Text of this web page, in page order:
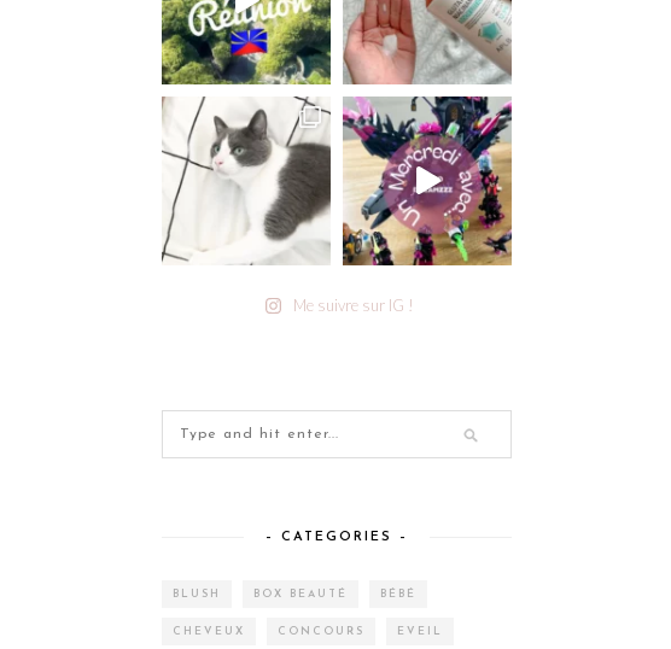
Me suivre sur IG !
– CATEGORIES –
BLUSH BOX BEAUTÉ BÉBÉ
CHEVEUX CONCOURS EVEIL